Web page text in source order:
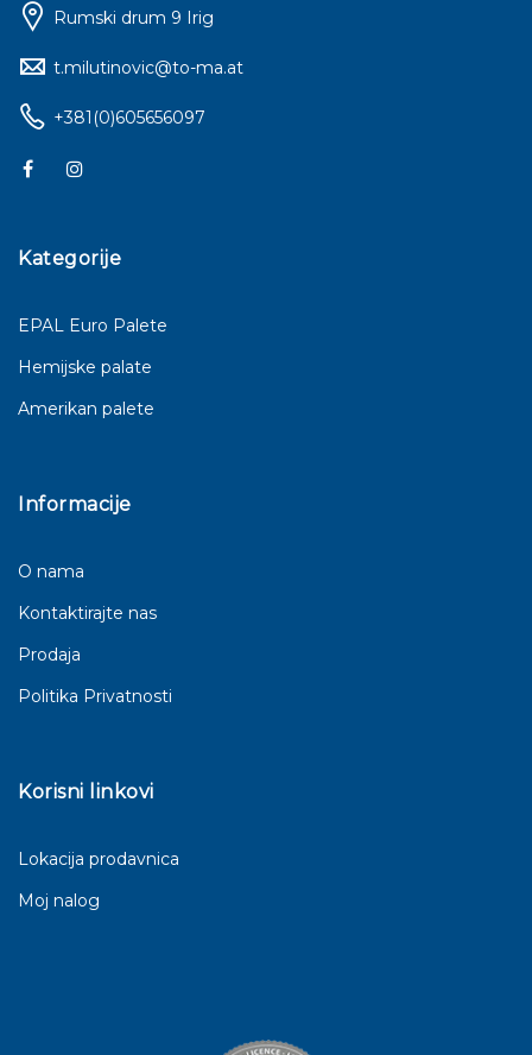
Rumski drum 9 Irig
t.milutinovic@to-ma.at
+381(0)605656097
Kategorije
EPAL Euro Palete
Hemijske palate
Amerikan palete
Informacije
O nama
Kontaktirajte nas
Prodaja
Politika Privatnosti
Korisni linkovi
Lokacija prodavnica
Moj nalog